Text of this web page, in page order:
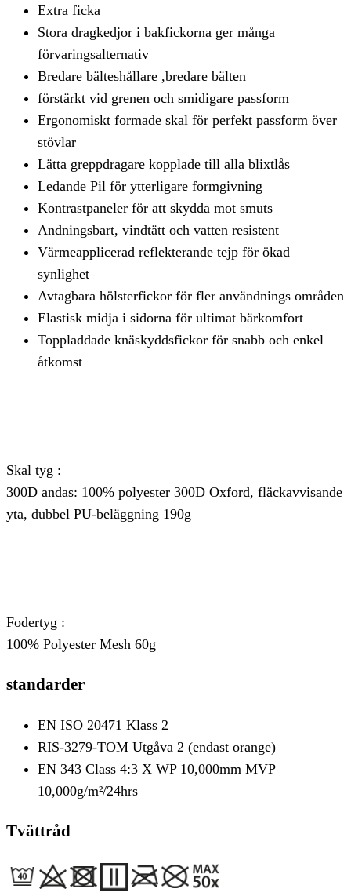
Extra ficka
Stora dragkedjor i bakfickorna ger många
förvaringsalternativ
Bredare bälteshållare ,bredare bälten
förstärkt vid grenen och smidigare passform
Ergonomiskt formade skal för perfekt passform över
stövlar
Lätta greppdragare kopplade till alla blixtlås
Ledande Pil för ytterligare formgivning
Kontrastpaneler för att skydda mot smuts
Andningsbart, vindtätt och vatten resistent
Värmeapplicerad reflekterande tejp för ökad
synlighet
Avtagbara hölsterfickor för fler användnings områden
Elastisk midja i sidorna för ultimat bärkomfort
Toppladdade knäskyddsfickor för snabb och enkel
åtkomst
Skal tyg :
300D andas: 100% polyester 300D Oxford, fläckavvisande
yta, dubbel PU-beläggning 190g
Fodertyg :
100% Polyester Mesh 60g
standarder
EN ISO 20471 Klass 2
RIS-3279-TOM Utgåva 2 (endast orange)
EN 343 Class 4:3 X WP 10,000mm MVP
10,000g/m²/24hrs
Tvättråd